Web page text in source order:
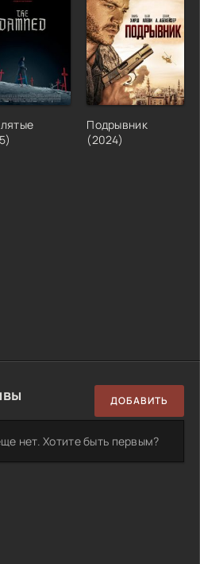
Подрывник
(2024)
ДОБАВИТЬ
нет. Хотите быть первым?